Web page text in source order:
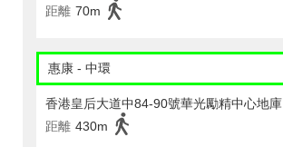
距離 70m
惠康 - 中環
香港皇后大道中84-90號華光勵精中心地庫
距離 430m